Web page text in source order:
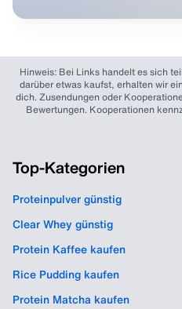
Hinweis: Bei Links handelt es sich
darüber etwas kaufst, erhalten wir
dich. Zusendungen oder
Bewertungen. Kooperationen
Top-Kategorien
Proteinpulver günstig
Clear Whey günstig
Protein Kaffee kaufen
Rice Pudding kaufen
Protein Matcha kaufen